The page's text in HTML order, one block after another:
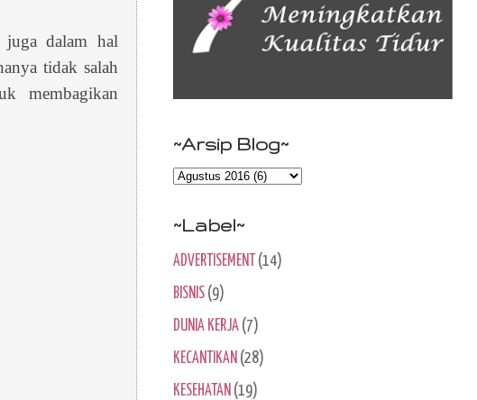
juga dalam hal
tidak salah
membagikan
~Arsip Blog~
~Label~
ADVERTISEMENT
(14)
BISNIS (9)
DUNIA KERJA (7)
KECANTIKAN (28)
KESEHATAN (19)